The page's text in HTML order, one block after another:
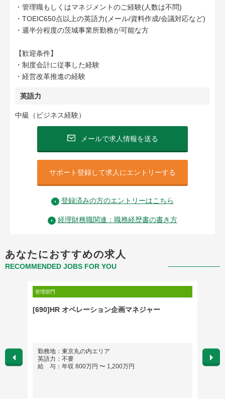
・管理職もしくはマネジメントのご経験(人数は不問)
・TOEIC650点以上の英語力(メール/資料作成/会議対応など)
・週半分程度の茨城事業所勤務が可能な方
【歓迎条件】
・制度会計に従事した経験
・経営改革推進の経験
英語力
中級（ビジネス経験）
メールで求人情報を送る
サポート登録して求人にエントリーする
登録済みの方のエントリーはこちら
経理財務職関連：職務経歴書の書き方
あなたにおすすめの求人
RECOMMENDED JOBS FOR YOU
管理部門
[690]HR オペレーション企画マネジャー
勤務地：東京丸の内エリア
英語力：不要
給 与：年収 800万円 〜 1,200万円
勤務
英語
給 与